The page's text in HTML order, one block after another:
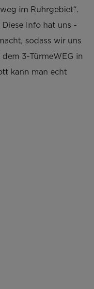
im Ruhrgebiet“.
Info hat uns -
sodass wir uns
3-TürmeWEG in
kann man echt